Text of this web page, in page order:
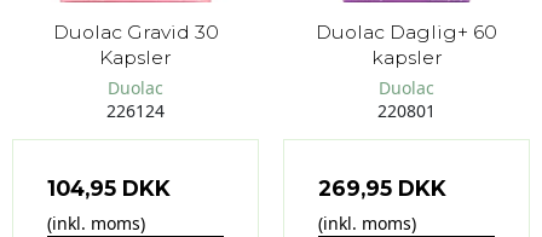
Duolac Gravid 30
Kapsler
Duolac
226124
104,95 DKK
(inkl. moms)
Duolac Daglig+ 60
kapsler
Duolac
220801
269,95 DKK
(inkl. moms)